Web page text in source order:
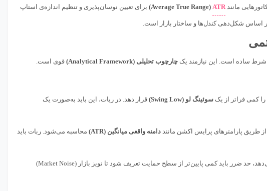
مانندATR
(Average True Range) برای تعیین نوسان‌پذیری و تنظیم اندازه‌ی استاپ
اساس شکل‌دهی کندل‌ها و ساختار بازار است.
ساده است. این نیازمند یکچارچوب تحلیلی (Analytical Framework) قوی است.
کمی فراتر از یکسوئینگ لو (Swing Low) قرار دهد. در ربات، این باید به‌صورت یک
طریق پارامترهای پرایس اکشن ماننددامنه واقعی میانگین (ATR) محاسبه می‌شود. ربات باید
اگر ربات بر اساس یک الگوی پرایس اکشن معتبر در یک سطح حمایت قوی سیگنال می‌دهد، حد ضرر باید کمی پایین‌تر از سطح حمایت تعریف شود تا نویز بازار (Market Noise)